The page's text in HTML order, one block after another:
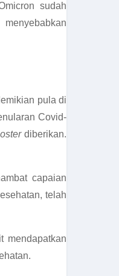
sudah
pula di
Covid-
diberikan.
capaian
telah
mendapatkan